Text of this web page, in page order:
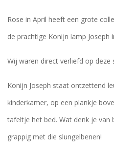
Rose in April heeft een grote
de prachtige Konijn lamp Joseph
Wij waren direct verliefd op deze
Konijn Joseph staat ontzettend
kinderkamer, op een plankje
tafeltje het bed. Wat denk je van
grappig met die slungelbenen!